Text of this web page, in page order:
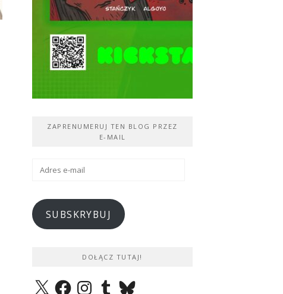
ZAPRENUMERUJ TEN BLOG PRZEZ
E-MAIL
Adres
SUBSKRYBUJ
DOŁĄCZ TUTAJ!
X FacebookInstagramTumblrBluesky